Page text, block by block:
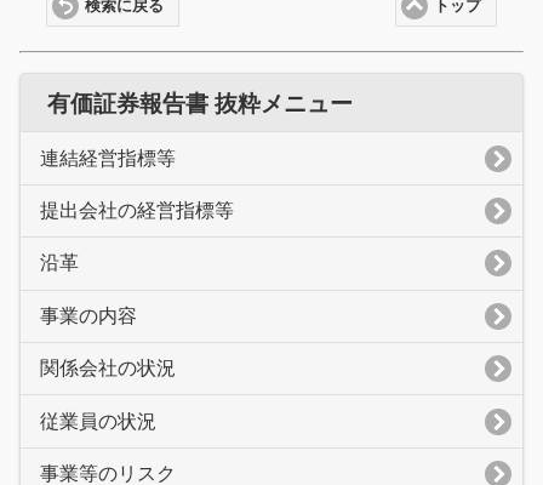
トップ
検索に戻る
有価証券報告書 抜粋メニュー
連結経営指標等
提出会社の経営指標等
沿革
事業の内容
関係会社の状況
従業員の状況
事業等のリスク